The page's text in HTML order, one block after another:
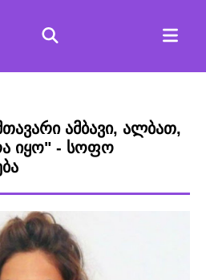
ამბავი, ალბათ,
იყო" - სოფო